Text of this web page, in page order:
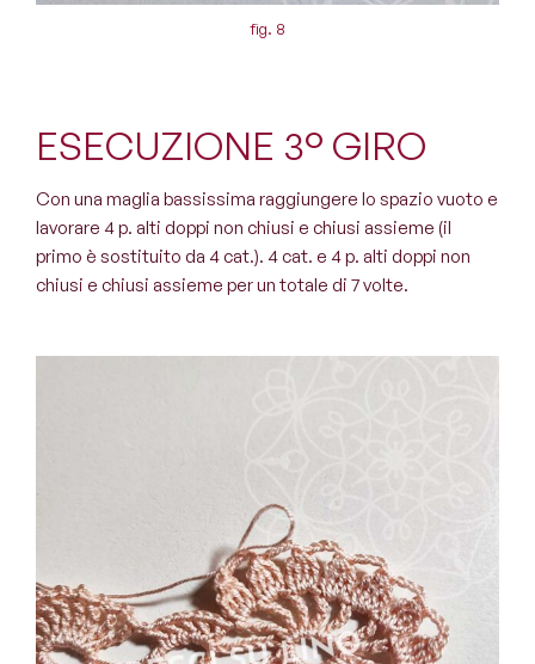
fig. 8
ESECUZIONE 3° GIRO
Con una maglia bassissima raggiungere lo spazio vuoto e
lavorare 4 p. alti doppi non chiusi e chiusi assieme (il
primo è sostituito da 4 cat.). 4 cat. e 4 p. alti doppi non
chiusi e chiusi assieme per un totale di 7 volte.